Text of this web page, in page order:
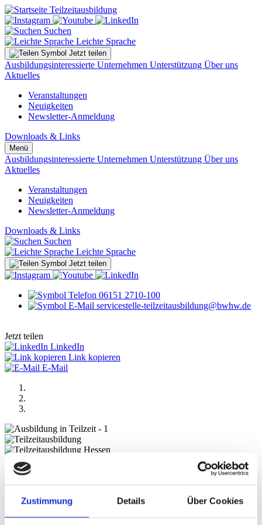
Zustimmung Details Über Cookies
Suchen
Leichte Sprache
Jetzt teilen
Ausbildungsinteressierte Unternehmen Unterstützung Über uns
Aktuelles
Veranstaltungen
Neuigkeiten
Newsletter-Anmeldung
Downloads & Links
Menü
Ausbildungsinteressierte Unternehmen Unterstützung Über uns
Aktuelles
Veranstaltungen
Neuigkeiten
Newsletter-Anmeldung
Downloads & Links
Suchen
Leichte Sprache
Jetzt teilen
06151 2710-100
servicestelle-teilzeitausbildung@bwhw.de
Jetzt teilen
LinkedIn
Link kopieren
E-Mail
Previous
Projekt Rabenmütter sind gute Mütter